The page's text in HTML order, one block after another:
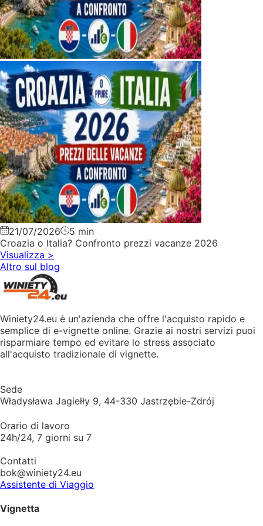
21/07/2026
5 min
Croazia o Italia? Confronto prezzi vacanze 2026
Visualizza >
Altro sul blog
Winiety24.eu è un'azienda che offre l'acquisto rapido e
semplice di e-vignette online. Grazie ai nostri servizi puoi
risparmiare tempo ed evitare lo stress associato
all'acquisto tradizionale di vignette.
Sede
Władysława Jagiełły 9, 44-330 Jastrzębie-Zdrój
Orario di lavoro
24h/24, 7 giorni su 7
Contatti
bok@winiety24.eu
Assistente di Viaggio
Vignetta